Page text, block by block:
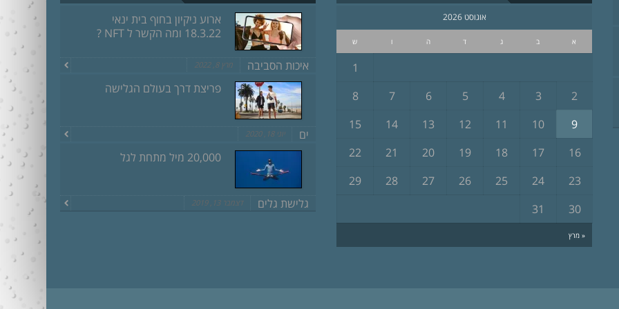
אוגוסט 2026
א ב ג ד ה ו ש
« מרץ
1
2
3
4
5
6
7
8
9
10
11
12
13
14
15
16
17
18
19
20
21
22
23
24
25
26
27
28
29
30
31
ארוע ניקיון בחוף בית ינאי
18.3.22 ומה הקשר ל NFT ?
איכות הסביבה מרץ 8, 2022
פריצת דרך בעולם הגלישה
ים יוני 18, 2020
20,000 מיל מתחת לגל
גלישת גלים דצמבר 13, 2019